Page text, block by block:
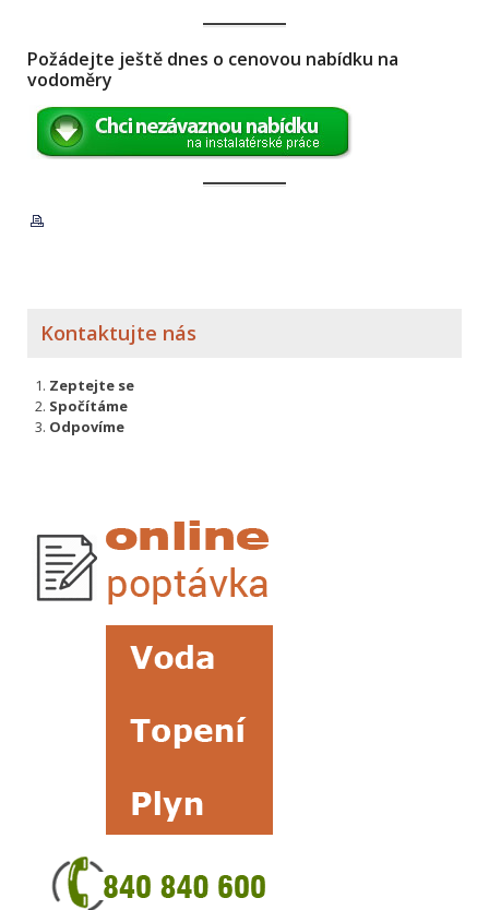
Požádejte ještě dnes o cenovou nabídku na
vodoměry
Kontaktujte nás
Zeptejte se
Spočítáme
Odpovíme